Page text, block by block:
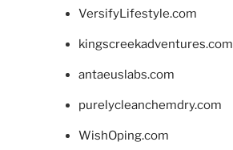
VersifyLifestyle.com
kingscreekadventures.com
antaeuslabs.com
purelycleanchemdry.com
WishOping.com